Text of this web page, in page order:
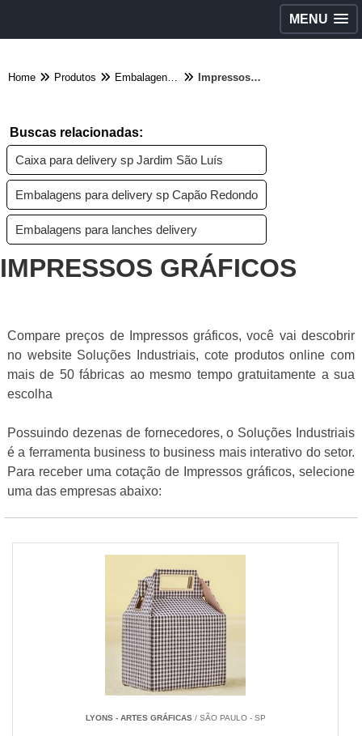
MENU
Home Produtos Embalagens diversas - Categoria Impressos gráficos
Buscas relacionadas:
Caixa para delivery sp Jardim São Luís
Embalagens para delivery sp Capão Redondo
Embalagens para lanches delivery
IMPRESSOS GRÁFICOS
Compare preços de Impressos gráficos, você vai descobrir
no website Soluções Industriais, cote produtos online com
mais de 50 fábricas ao mesmo tempo gratuitamente a sua
escolha
Possuindo dezenas de fornecedores, o Soluções Industriais
é a ferramenta business to business mais interativo do setor.
Para receber uma cotação de Impressos gráficos, selecione
uma das empresas abaixo:
LYONS - ARTES GRÁFICAS/ SÃO PAULO - SP